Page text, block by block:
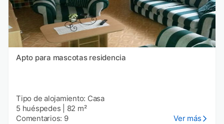
Apto para mascotas residencia
Tipo de alojamiento: Casa
5 huéspedes
82 m²
Comentarios: 9
Ver más